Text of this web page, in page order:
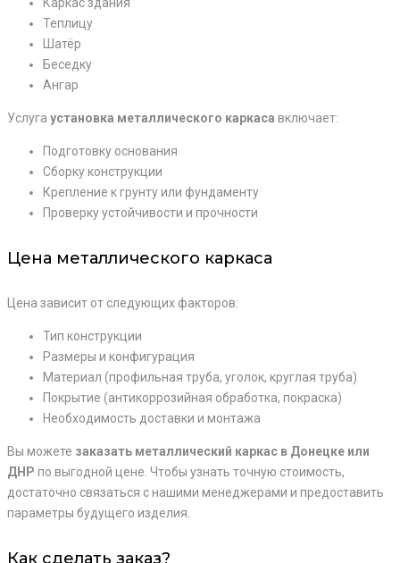
Теплицу
Шатёр
Беседку
Ангар
Услуга установка металлического каркаса включает:
Подготовку основания
Сборку конструкции
Крепление к грунту или фундаменту
Проверку устойчивости и прочности
Цена металлического каркаса
Цена зависит от следующих факторов:
Тип конструкции
Размеры и конфигурация
Материал (профильная труба, уголок, круглая труба)
Покрытие (антикоррозийная обработка, покраска)
Необходимость доставки и монтажа
Вы можете заказать металлический каркас в Донецке или
ДНР по выгодной цене. Чтобы узнать точную стоимость,
достаточно связаться с нашими менеджерами и предоставить
параметры будущего изделия.
Как сделать заказ?